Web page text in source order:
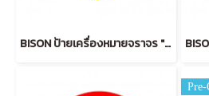
BISON ป้ายเครื่องหมายจราจร "สิ้นสุดทางคู่" 45 cm.
Pre-